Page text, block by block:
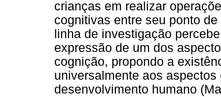
crianças em realizar
cognitivas entre seu ponto
linha de investigação
expressão de um dos
cognição, propondo a
universalmente aos
desenvolvimento humano